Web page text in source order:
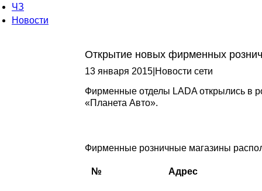
ЧЗ
Новости
Открытие новых фирменных
13 января 2015 Новости сети
Фирменные отделы LADA открылись в
«Планета Авто».
Фирменные розничные магазины
№ Адрес